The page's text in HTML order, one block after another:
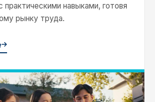
практическими навыками, готовя
рынку труда.